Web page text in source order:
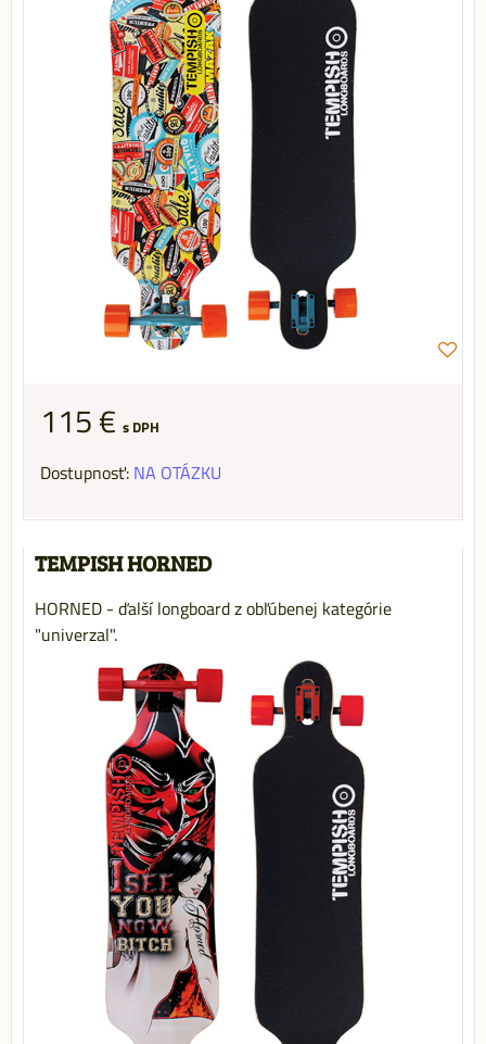
115 € s DPH
Dostupnosť: NA OTÁZKU
TEMPISH HORNED
HORNED - ďalší longboard z obľúbenej kategórie
"univerzal".